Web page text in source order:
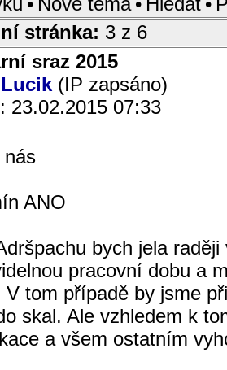
stránka: 3 z 6
sraz 2015
Lucik (IP zapsáno)
23.02.2015 07:33
nás
ANO
bych jela
pracovní dobu a
V tom případě by jsme
skal. Ale vzhledem k
a všem ostatním